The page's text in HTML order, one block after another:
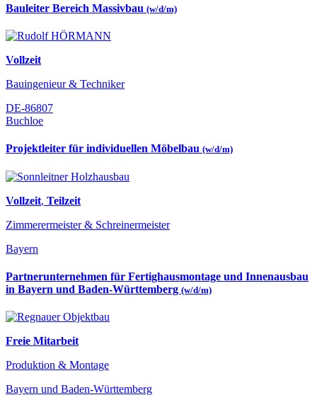
Bauleiter Bereich Massivbau (w/d/m)
Vollzeit
Bauingenieur & Techniker
DE-86807
Buchloe
Projektleiter für individuellen Möbelbau (w/d/m)
Vollzeit, Teilzeit
Zimmerermeister & Schreinermeister
Bayern
Partnerunternehmen für Fertighausmontage und Innenausbau
in Bayern und Baden-Württemberg (w/d/m)
Freie Mitarbeit
Produktion & Montage
Bayern und Baden-Württemberg